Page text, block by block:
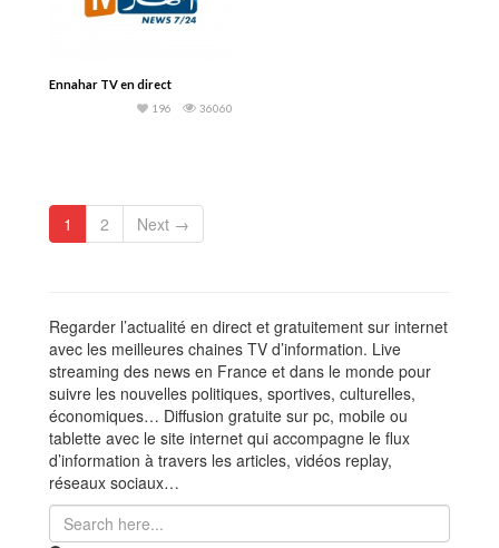
Ennahar TV en direct
36060
196
1 2 Next →
Regarder l’actualité en direct et gratuitement sur internet
avec les meilleures chaines TV d’information. Live
streaming des news en France et dans le monde pour
suivre les nouvelles politiques, sportives, culturelles,
économiques… Diffusion gratuite sur pc, mobile ou
tablette avec le site internet qui accompagne le flux
d’information à travers les articles, vidéos replay,
réseaux sociaux…